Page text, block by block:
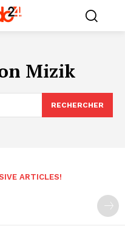
Mizik
RECHERCHER
ARTICLES!